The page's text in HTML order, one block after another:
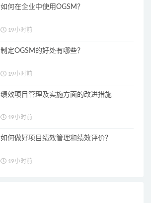
如何在企业中使用OGSM？
19小时前
制定OGSM的好处有哪些？
19小时前
绩效项目管理及实施方面的改进措施
19小时前
如何做好项目绩效管理和绩效评价？
19小时前